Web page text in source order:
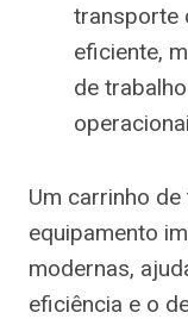
transporte
eficiente,
de
Um carrinho
equipamento
modernas,
eficiência e o